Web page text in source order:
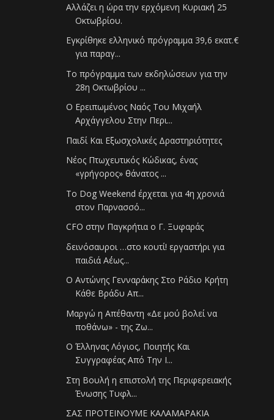
Αλλάζει η ώρα την ερχόμενη Κυριακή 25
Οκτωβρίου.
Εγκρίθηκε ελληνικό πρόγραμμα 39,6 εκατ.€
για παραγ...
Το πρόγραμμα των εκδηλώσεων για την
28η Οκτωβρίου ...
Ο Ερειπωμένος Ναός Του Μιχαήλ
Αρχάγγελου Στην Περι...
Παιδί Και Εξωσχολικές Δραστηριότητες
Νέος Πτωχευτικός Κώδικας, ένας
«γρήγορος» θάνατος ...
Το Dog Weekend έρχεται για 4η χρονιά
στον Παρνασσό...
CFO στην Παγκρήτια ο Γ. Ξυφαράς
δεινόσαυροι …στο κουτί! εργαστήρι για
παιδιά Α΄έως...
Ο Αντώνης Γενναράκης Στο Ράδιο Κρήτη
Κάθε Βράδυ Απ...
Μαργώ η Απέθαντη «Δε μού βολεί να
ποθάνω» - της Ζω...
Ο Έλληνας Λόγιος, Ποιητής Και
Συγγραφέας Από Την Ι...
Στη Βουλή η επιστολή της Περιφερειακής
Ένωσης Τυφλ...
ΣΑΣ ΠΡΟΤΕΙΝΟΥΜΕ ΚΑΛΑΜΑΡΑΚΙΑ